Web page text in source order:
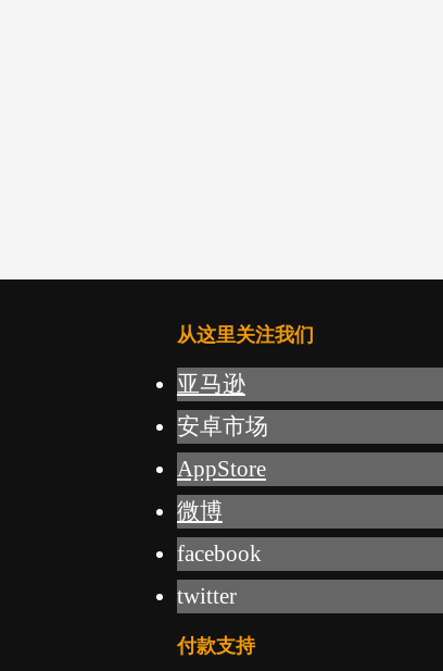
从这里关注我们
亚马逊
安卓市场
AppStore
微博
facebook
twitter
付款支持